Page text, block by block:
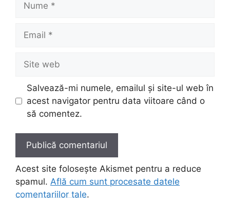
web
Salvează-mi numele, emailul și site-ul web în
acest navigator pentru data viitoare când o
să comentez.
Acest site folosește Akismet pentru a reduce
spamul. Află cum sunt procesate datele
comentariilor tale.